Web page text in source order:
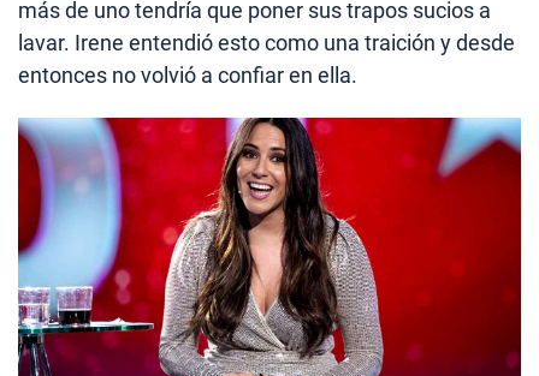
más de uno tendría que poner sus trapos sucios a
lavar. Irene entendió esto como una traición y desde
entonces no volvió a confiar en ella.